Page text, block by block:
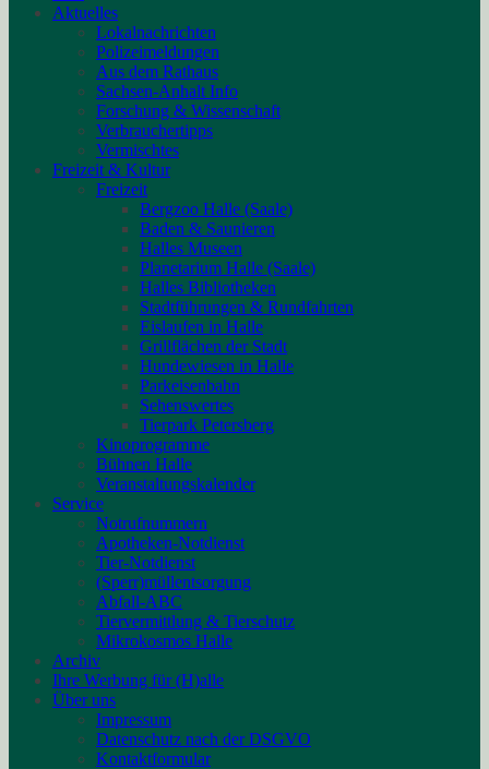
Aktuelles
Lokalnachrichten
Polizeimeldungen
Aus dem Rathaus
Sachsen-Anhalt Info
Forschung & Wissenschaft
Verbrauchertipps
Vermischtes
Freizeit & Kultur
Freizeit
Bergzoo Halle (Saale)
Baden & Saunieren
Halles Museen
Planetarium Halle (Saale)
Halles Bibliotheken
Stadtführungen & Rundfahrten
Eislaufen in Halle
Grillflächen der Stadt
Hundewiesen in Halle
Parkeisenbahn
Sehenswertes
Tierpark Petersberg
Kinoprogramme
Bühnen Halle
Veranstaltungskalender
Service
Notrufnummern
Apotheken-Notdienst
Tier-Notdienst
(Sperr)müllentsorgung
Abfall-ABC
Tiervermittlung & Tierschutz
Mikrokosmos Halle
Archiv
Ihre Werbung für (H)alle
Über uns
Impressum
Datenschutz nach der DSGVO
Kontaktformular